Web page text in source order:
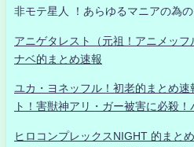
非モテ星人 ！あらゆるマニアの為
アニゲタレスト（元祖！アニメッ
ナベ的まとめ速報
ユカ・ヨネッフル！初老的まとめ
ト！害獣神アリ・ガー被害に必殺
ヒロコンプレックスNIGHT 的まと